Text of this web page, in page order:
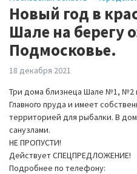
Новый год в
Шале на берегу
Подмосковье.
18 декабря 2021
Три дома близнеца Шале №1, №2
Главного пруда и имеет
территорией для рыбалки. В
санузлами.
НЕ ПРОПУСТИ!
Действует СПЕЦПРЕДЛОЖЕНИЕ!
Подробнее по телефону: